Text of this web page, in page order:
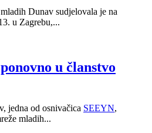
Dunav sudjelovala je na
u Zagrebu,...
u članstvo
jedna od osnivačica SEEYN,
mladih...